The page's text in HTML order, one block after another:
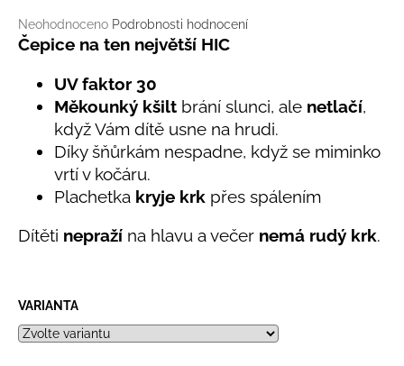
Průměrné
hodnocení
produktu
hvězdiček.
Neohodnoceno Podrobnosti hodnocení
Čepice na ten největší HIC
UV faktor 30
Měkounký kšilt brání slunci, ale netlačí,
když Vám dítě usne na hrudi.
Díky šňůrkám nespadne, když se miminko
vrtí v kočáru.
Plachetka kryje krk přes spálením
Dítěti nepraží na hlavu a večer nemá rudý krk.
VARIANTA
č
u
LETNÍ
ČEPICE
30
SVĚTLE